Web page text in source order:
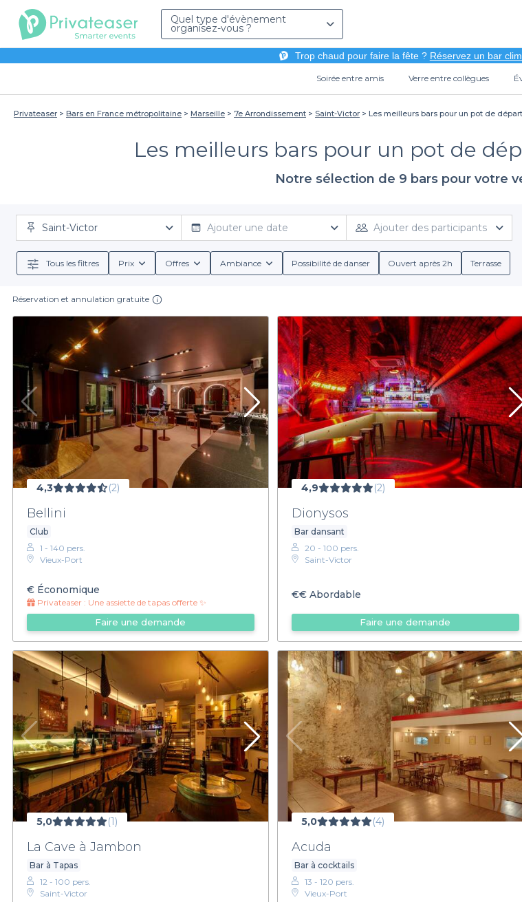
Quel type d'évènement
organisez-vous ?
Trop chaud pour faire la fête ? Réservez un bar
Soirée entre amis Verre entre collègues
Privateaser Bars en France métropolitaine Marseille 7e Arrondissement Saint-Victor Les meilleurs bars pour un pot de
Les meilleurs bars pour un pot de
Notre sélection de 9 bars pour votre
Saint-Victor Ajouter une date Ajouter des participants
Tous les filtres Prix Offres Ambiance Possibilité de danser Ouvert après 2h Terrasse
Réservation et annulation gratuite
4,3 (2)
Bellini
Club
1 - 140 pers.
Vieux-Port
€ Économique
Privateaser : Une assiette de tapas offerte ✨
Faire une demande
4,9 (2)
Dionysos
Bar dansant
20 - 100 pers.
Saint-Victor
€€Abordable
Faire une demande
5,0 (1)
La Cave à Jambon
Bar à Tapas
12 - 100 pers.
Saint-Victor
5,0 (4)
Acuda
Bar à cocktails
13 - 120 pers.
Vieux-Port